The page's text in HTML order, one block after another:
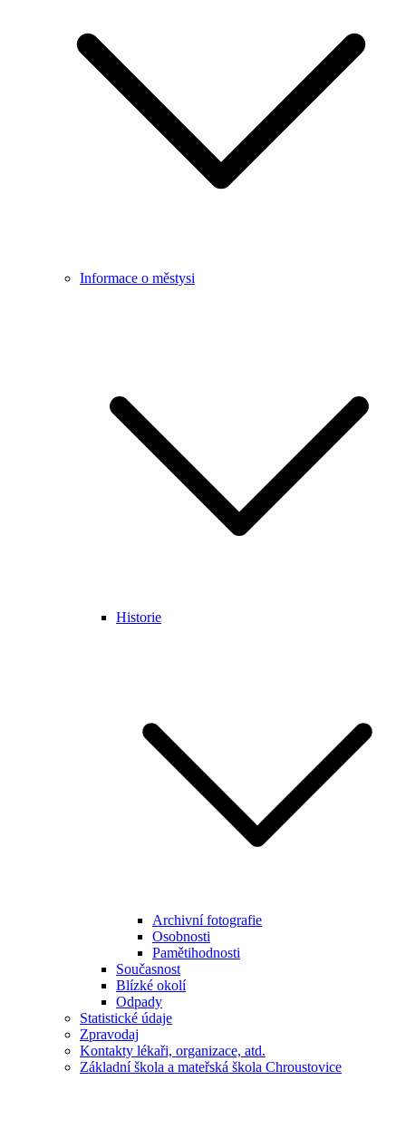
Informace o městysi
Historie
Archivní fotografie
Osobnosti
Pamětihodnosti
Současnost
Blízké okolí
Odpady
Statistické údaje
Zpravodaj
Kontakty lékaři, organizace, atd.
Základní škola a mateřská škola Chroustovice